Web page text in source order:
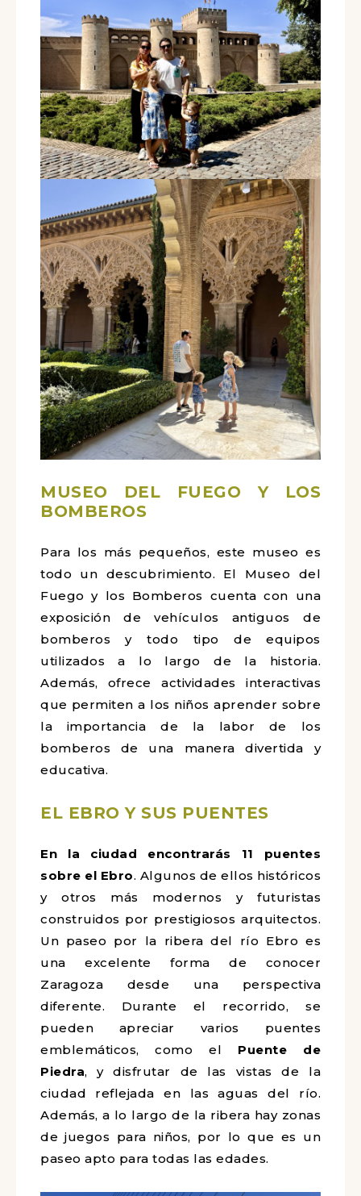
MUSEO DEL FUEGO Y LOS
BOMBEROS
Para los más pequeños, este museo es
todo un descubrimiento. El Museo del
Fuego y los Bomberos cuenta con una
exposición de vehículos antiguos de
bomberos y todo tipo de equipos
utilizados a lo largo de la historia.
Además, ofrece actividades interactivas
que permiten a los niños aprender sobre
la importancia de la labor de los
bomberos de una manera divertida y
educativa.
EL EBRO Y SUS PUENTES
En la ciudad encontrarás 11 puentes
sobre el Ebro. Algunos de ellos históricos
y otros más modernos y futuristas
construidos por prestigiosos arquitectos.
Un paseo por la ribera del río Ebro es
una excelente forma de conocer
Zaragoza desde una perspectiva
diferente. Durante el recorrido, se
pueden apreciar varios puentes
emblemáticos, como el Puente de
Piedra, y disfrutar de las vistas de la
ciudad reflejada en las aguas del río.
Además, a lo largo de la ribera hay zonas
de juegos para niños, por lo que es un
paseo apto para todas las edades.